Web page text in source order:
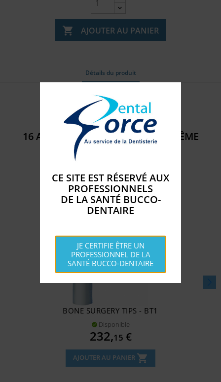
 AJOUTER AU PANIER
Détails du produit
Référence
16 AUTRES PRODUITS DANS LA MÊME
CATÉGORIE :
BONE SURGERY TIPS - BT1
 Disponible
Prix
232,15 €
AJOUTER AU PANIER shopping_cart
CE SITE EST RÉSERVÉ AUX
PROFESSIONNELS
DE LA SANTÉ BUCCO-
DENTAIRE
JE CERTIFIE ÊTRE UN
PROFESSIONNEL DE LA
SANTÉ BUCCO-DENTAIRE